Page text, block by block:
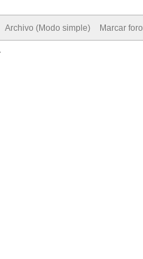
Archivo (Modo simple) Marcar